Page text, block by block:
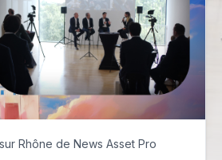
Rhône de News Asset Pro